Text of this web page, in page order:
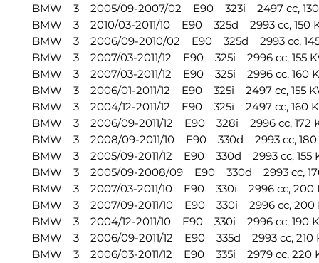
BMW 3 2005/09-2007/02 E90 323i 2497 cc, 130
BMW 3 2010/03-2011/10 E90 325d 2993 cc, 150
BMW 3 2006/09-2010/02 E90 325d 2993 cc, 145
BMW 3 2007/03-2011/12 E90 325i 2996 cc, 155
BMW 3 2007/03-2011/12 E90 325i 2996 cc, 160
BMW 3 2006/01-2011/12 E90 325i 2497 cc, 155
BMW 3 2004/12-2011/12 E90 325i 2497 cc, 160
BMW 3 2006/09-2011/12 E90 328i 2996 cc, 172
BMW 3 2008/09-2011/10 E90 330d 2993 cc, 180
BMW 3 2005/09-2011/12 E90 330d 2993 cc, 155
BMW 3 2005/09-2008/09 E90 330d 2993 cc, 170
BMW 3 2007/03-2011/10 E90 330i 2996 cc, 200
BMW 3 2007/09-2011/10 E90 330i 2996 cc, 200
BMW 3 2004/12-2011/10 E90 330i 2996 cc, 190
BMW 3 2006/09-2011/12 E90 335d 2993 cc, 210
BMW 3 2006/03-2011/12 E90 335i 2979 cc, 220